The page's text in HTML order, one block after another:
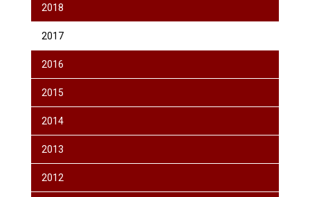
2018
2017
2016
2015
2014
2013
2012